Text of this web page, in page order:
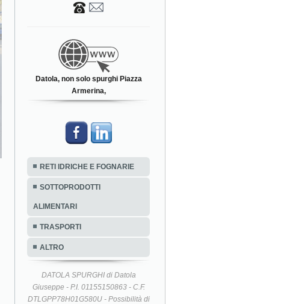
Datola, non solo spurghi Piazza
Armerina,
RETI IDRICHE E FOGNARIE
SOTTOPRODOTTI
ALIMENTARI
TRASPORTI
ALTRO
DATOLA SPURGHI di Datola
Giuseppe - P.I. 01155150863 - C.F.
DTLGPP78H01G580U - Possibilità di